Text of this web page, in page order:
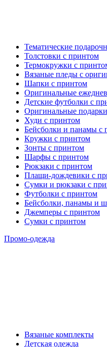
Тематические
Толстовки с принтом
Термокружки с
Вязаные пледы с
Шапки с принтом
Оригинальные
Детские футболки с
Оригинальные
Худи с принтом
Бейсболки и панамы с
Кружки с принтом
Зонты с принтом
Шарфы с принтом
Рюкзаки с принтом
Плащи-дождевики с
Сумки и рюкзаки с
Футболки с принтом
Бейсболки, панамы и
Джемперы с принтом
Сумки с принтом
Промо-одежда
Вязаные комплекты
Детская одежда